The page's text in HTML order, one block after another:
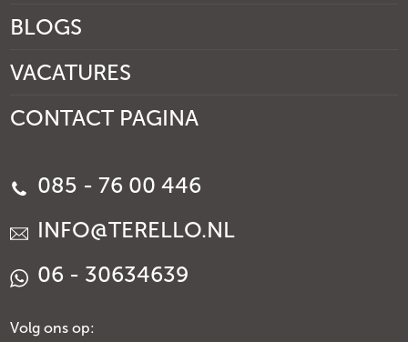
BLOGS
VACATURES
CONTACT PAGINA
085 - 76 00 446
INFO@TERELLO.NL
06 - 30634639
Volg ons op: